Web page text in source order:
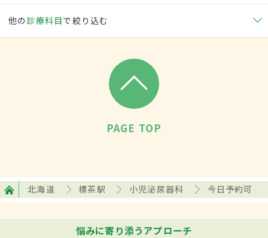
他の 診療科目で絞り込む
PAGE TOP
北海道 標茶駅 小児泌尿器科 今日予約可
悩みに寄り添うアプローチ